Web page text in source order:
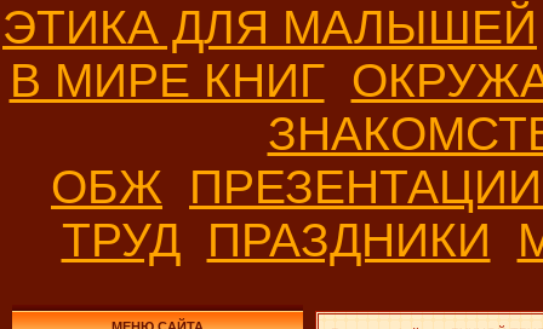
ЭТИКА ДЛЯ МАЛЫШЕЙ
В МИРЕ КНИГ
ОБЖ
ТРУД ПРАЗДНИКИ